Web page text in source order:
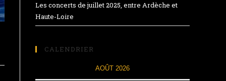
Les concerts de juillet 2025, entre Ardèche et
Haute-Loire
CALENDRIER
AOÛT 2026